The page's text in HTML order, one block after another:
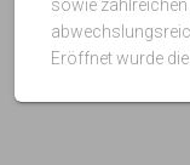
sowie
Eröffnet wurde